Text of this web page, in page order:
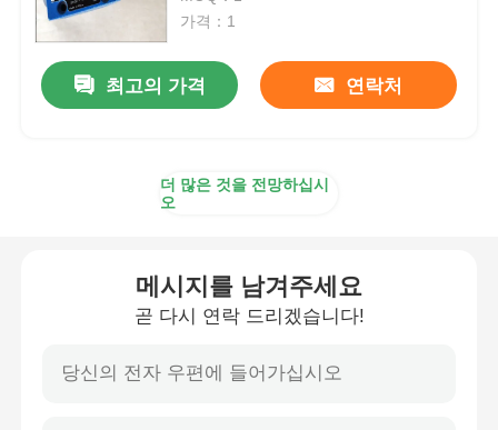
렉스로스 유압펌프
비커스 유압펌프
렉스트로 수압 밸브
가격：1
최고의 가격 연락처
더 많은 것을 전망하십시
오
메시지를 남겨주세요
곧 다시 연락 드리겠습니다!